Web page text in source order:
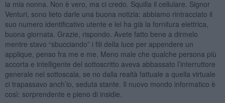
la mia nonna. Non è vero, ma ci credo. Squilla il cellulare. Signor
Venturi, sono lieto darle una buona notizia: abbiamo rintracciato il
suo numero identificativo utente e lei ha già la fornitura elettrica,
buona giornata. Grazie, rispondo. Avete fatto bene a dirmelo
mentre stavo “sbucciando” i fili della luce per appendere un
applique, penso fra me e me. Meno male che qualche persona più
accorta e intelligente del sottoscritto aveva abbassato l’interruttore
generale nel sottoscala, se no dalla realtà fattuale a quella virtuale
ci trapassavo anch’io, seduta stante. Il nuovo mondo informatico è
così: sorprendente e pieno di insidie.